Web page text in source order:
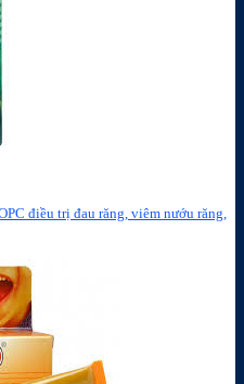
điều trị đau răng, viêm nướu răng,